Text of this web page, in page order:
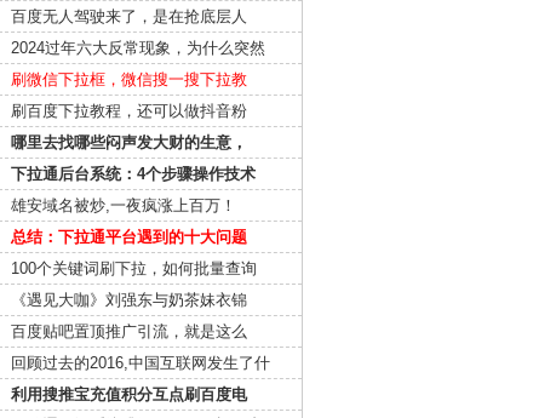
百度无人驾驶来了，是在抢底层人
2024过年六大反常现象，为什么突然
刷微信下拉框，微信搜一搜下拉教
刷百度下拉教程，还可以做抖音粉
哪里去找哪些闷声发大财的生意，
下拉通后台系统：4个步骤操作技术
雄安域名被炒,一夜疯涨上百万！
总结：下拉通平台遇到的十大问题
100个关键词刷下拉，如何批量查询
《遇见大咖》刘强东与奶茶妹衣锦
百度贴吧置顶推广引流，就是这么
回顾过去的2016,中国互联网发生了什
利用搜推宝充值积分互点刷百度电